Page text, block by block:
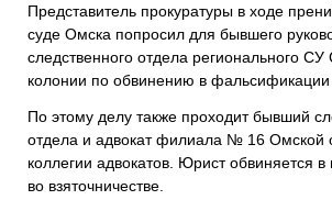
Представитель прокуратуры в ходе
суде Омска попросил для бывшего
следственного отдела регионального СУ
колонии по обвинению в фальсификации
По этому делу также проходит бывший
отдела и адвокат филиала № 16 Омской
коллегии адвокатов. Юрист обвиняется в
во взяточничестве.